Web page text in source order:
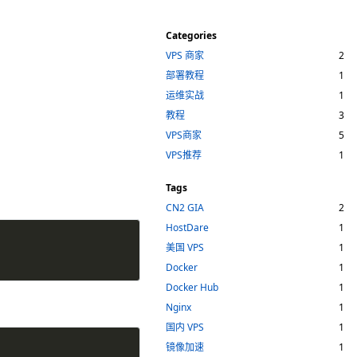
Categories
VPS 商家
2
部署教程
1
运维实战
1
教程
3
VPS商家
5
VPS推荐
1
Tags
CN2 GIA
2
HostDare
1
美国 VPS
1
Docker
1
Docker Hub
1
Nginx
1
国内 VPS
1
镜像加速
1